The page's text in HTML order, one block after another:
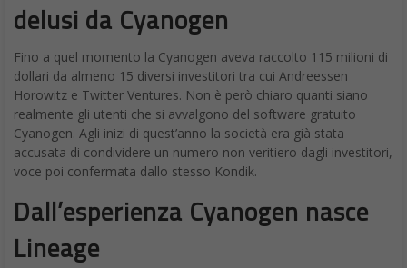
delusi da Cyanogen
Fino a quel momento la Cyanogen aveva raccolto 115 milioni di
dollari da almeno 15 diversi investitori tra cui Andreessen
Horowitz e Twitter Ventures. Non è però chiaro quanti siano
realmente gli utenti che si avvalgono del software gratuito
Cyanogen. Agli inizi di quest’anno la società era già stata
accusata di condividere un numero non veritiero dagli investitori,
voce poi confermata dallo stesso Kondik.
Dall’esperienza Cyanogen nasce
Lineage